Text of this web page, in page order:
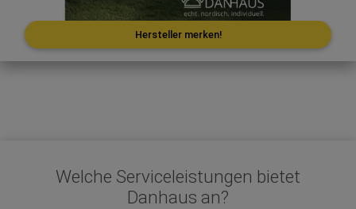
Hersteller merken!
Welche Serviceleistungen bietet
Danhaus an?